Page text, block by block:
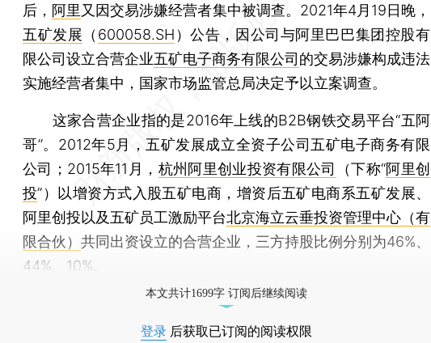
后， 阿里又因交易涉嫌经营者集中被调查。2021年4月19日晚，
五矿发展 （ 600058.SH ）公告，因公司与阿里巴巴集团控股有
限公司设立合营企业五矿电子商务有限公司的交易涉嫌构成违法
实施经营者集中，国家市场监管总局决定予以立案调查。
这家合营企业指的是2016年上线的B2B钢铁交易平台“五阿
哥”。2012年5月，五矿发展成立全资子公司五矿电子商务有限
公司；2015年11月， 杭州阿里创业投资有限公司 （下称“阿里创
投”）以增资方式入股五矿电商，增资后五矿电商系五矿发展、
阿里创投以及五矿员工激励平台北京海立云垂投资管理中心（有
限合伙） 共同出资设立的合营企业，三方持股比例分别为46%、
44%、10%。
本文共计1699字 订阅后继续阅读
登录 后获取已订阅的阅读权限